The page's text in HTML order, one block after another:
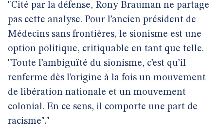
"Cité par la défense, Rony Brauman ne partage
pas cette analyse. Pour l’ancien président de
Médecins sans frontières, le sionisme est une
option politique, critiquable en tant que telle.
"Toute l’ambiguïté du sionisme, c’est qu’il
renferme dès l’origine à la fois un mouvement
de libération nationale et un mouvement
colonial. En ce sens, il comporte une part de
racisme"."